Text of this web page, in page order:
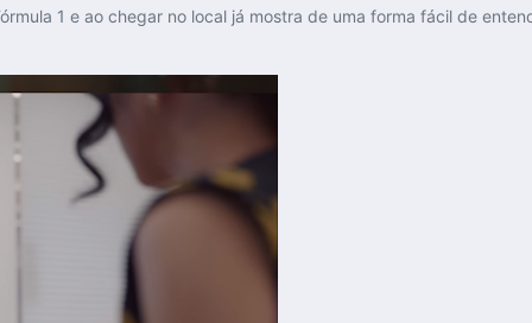
1 e ao chegar no local já mostra de uma forma fácil de